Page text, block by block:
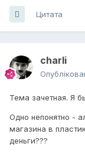
Цитата
charli
Тема зачетная. Я
Одно непонятно -
магазина в
деньги???